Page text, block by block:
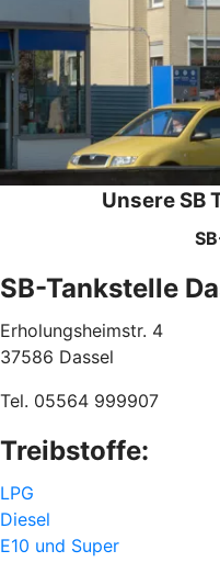
Unsere SB
SB-Tankstelle
Erholungsheimstr. 4
37586 Dassel
Tel. 05564 999907
Treibstoffe:
LPG
Diesel
E10 und Super